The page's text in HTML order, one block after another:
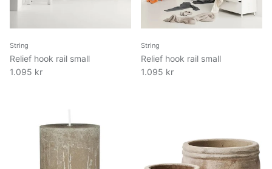
String
Relief hook rail small
1.095 kr
String
Relief hook rail small
1.095 kr